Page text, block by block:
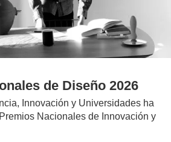
de Diseño 2026
Innovación y Universidades ha
Nacionales de Innovación y